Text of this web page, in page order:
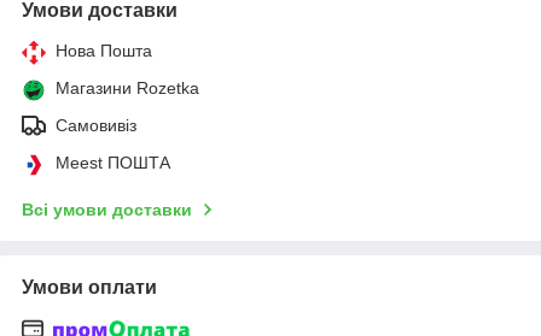
Умови доставки
Нова Пошта
Магазини Rozetka
Самовивіз
Meest ПОШТА
Всі умови доставки
Умови оплати